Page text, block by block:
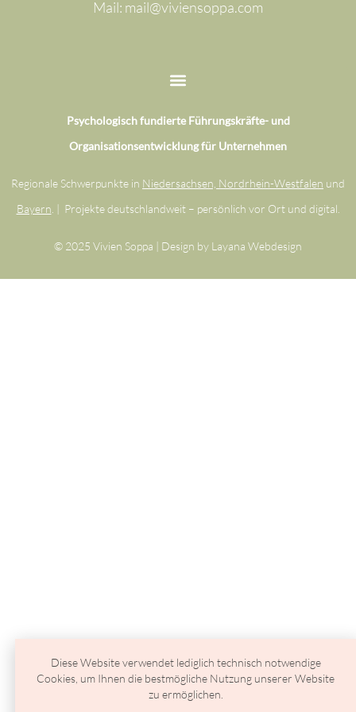
Mail: mail@viviensoppa.com
Psychologisch fundierte Führungskräfte- und
Organisationsentwicklung für Unternehmen
Regionale Schwerpunkte in Niedersachsen, Nordrhein-Westfalen und
Bayern . | Projekte deutschlandweit – persönlich vor Ort und digital.
© 2025 Vivien Soppa | Design by Layana Webdesign
Diese Website verwendet lediglich technisch notwendige
Cookies, um Ihnen die bestmögliche Nutzung unserer Website
zu ermöglichen.